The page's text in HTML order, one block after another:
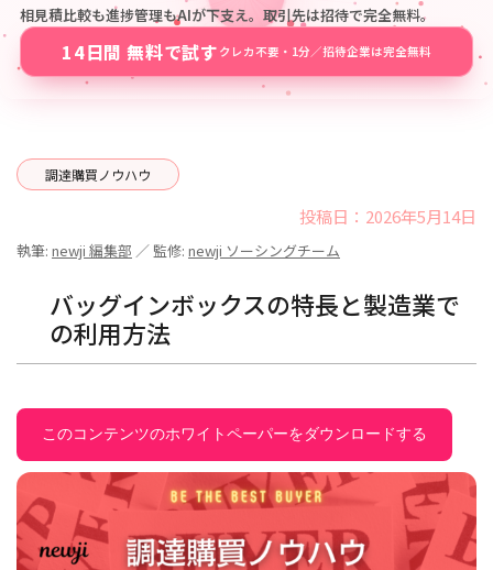
相見積比較も進捗管理もAIが下支え。取引先は招待で完全無料。
14日間 無料で試す クレカ不要・1分／招待企業は完全無料
調達購買ノウハウ
投稿日：2026年5月14日
執筆: newji 編集部 ／ 監修: newji ソーシングチーム
バッグインボックスの特長と製造業で
の利用方法
このコンテンツのホワイトペーパーをダウンロードする